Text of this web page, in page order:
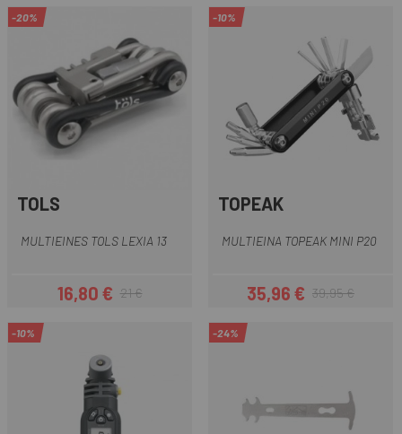
-20%
TOLS
MULTIEINES TOLS LEXIA 13
Preu
16,80 €Preu regular
21 €
-10%
TOPEAK
MULTIEINA TOPEAK MINI P20
Preu
35,96 €Preu regular
39,95 €
-10% -24%